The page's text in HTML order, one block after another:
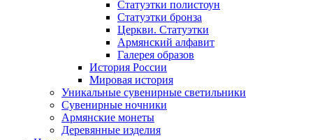
Статуэтки полистоун
Статуэтки бронза
Церкви. Статуэтки
Армянский алфавит
Галерея образов
История России
Мировая история
Уникальные сувенирные светильники
Сувенирные ночники
Армянские монеты
Деревянные изделия